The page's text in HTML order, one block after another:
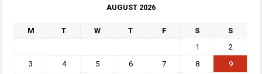
AUGUST 2026
M T W T F S
S
1
2
3
4 5 6 7 8
9